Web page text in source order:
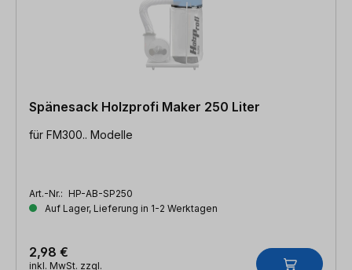
Spänesack Holzprofi Maker 250 Liter
für FM300.. Modelle
Art.-Nr.: HP-AB-SP250
Auf Lager, Lieferung in 1-2 Werktagen
2,98 €
inkl. MwSt. zzgl.